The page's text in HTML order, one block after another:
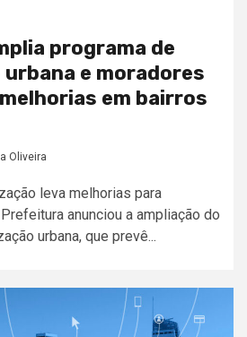
programa de
e moradores
em bairros
Oliveira
leva melhorias para
anunciou a ampliação do
urbana, que prevê...